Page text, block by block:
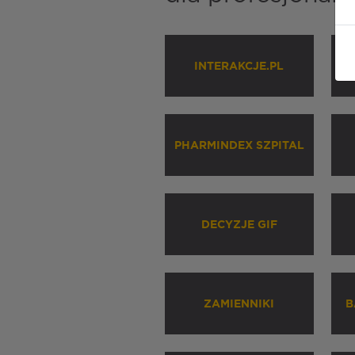
INTERAKCJE.PL
PHARMINDEX SZPITAL
DECYZJE GIF
ZAMIENNIKI